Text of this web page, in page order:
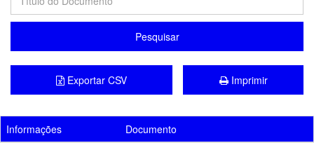
Pesquisar
Exportar CSV Imprimir
Informações Documento